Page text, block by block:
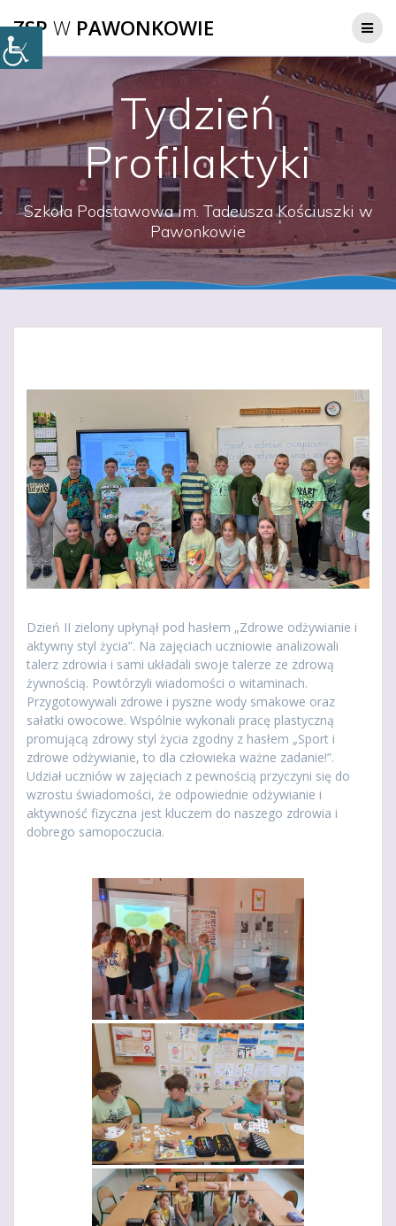
do
ZSP W PAWONKOWIE
Tydzień
Profilaktyki
Szkoła Podstawowa im. Tadeusza Kościuszki w
Pawonkowie
Dzień II zielony upłynął pod hasłem „Zdrowe odżywianie i
aktywny styl życia”. Na zajęciach uczniowie analizowali
talerz zdrowia i sami układali swoje talerze ze zdrową
żywnością. Powtórzyli wiadomości o witaminach.
Przygotowywali zdrowe i pyszne wody smakowe oraz
sałatki owocowe. Wspólnie wykonali pracę plastyczną
promującą zdrowy styl życia zgodny z hasłem „Sport i
zdrowe odżywianie, to dla człowieka ważne zadanie!”.
Udział uczniów w zajęciach z pewnością przyczyni się do
wzrostu świadomości, że odpowiednie odżywianie i
aktywność fizyczna jest kluczem do naszego zdrowia i
dobrego samopoczucia.